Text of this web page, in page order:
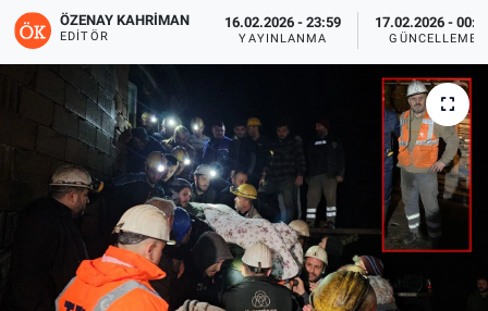
ÖZENAY KAHRIMAN
EDITÖR
16.02.2026 - 23:59
YAYINLANMA
17.02.2026 -
GÜNCELLEME